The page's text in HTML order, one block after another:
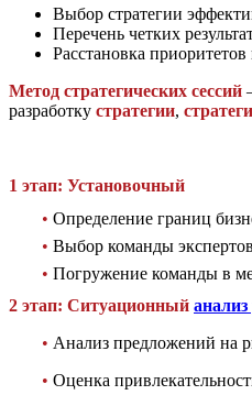
Выбор стратегии
Перечень четких
Расстановка
Метод стратегических сессий
разработку стратегии,
1 этап: Установочный
• Определение границ
• Выбор команды
• Погружение команды в
2 этап: Ситуационный
• Анализ предложений на
• Оценка